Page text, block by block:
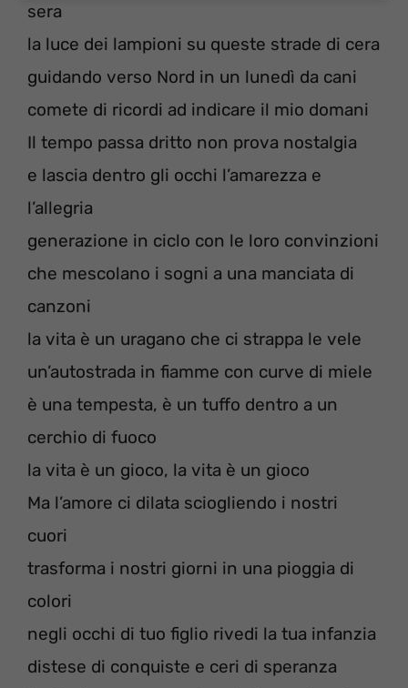
sera
la luce dei lampioni su queste strade di cera
guidando verso Nord in un lunedì da cani
comete di ricordi ad indicare il mio domani
Il tempo passa dritto non prova nostalgia
e lascia dentro gli occhi l’amarezza e
l’allegria
generazione in ciclo con le loro convinzioni
che mescolano i sogni a una manciata di
canzoni
la vita è un uragano che ci strappa le vele
un’autostrada in fiamme con curve di miele
è una tempesta, è un tuffo dentro a un
cerchio di fuoco
la vita è un gioco, la vita è un gioco
Ma l’amore ci dilata sciogliendo i nostri
cuori
trasforma i nostri giorni in una pioggia di
colori
negli occhi di tuo figlio rivedi la tua infanzia
distese di conquiste e ceri di speranza